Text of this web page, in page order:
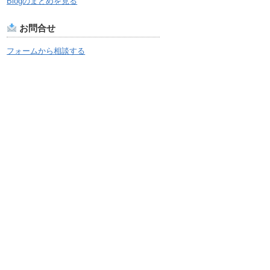
お問合せ
フォームから相談する